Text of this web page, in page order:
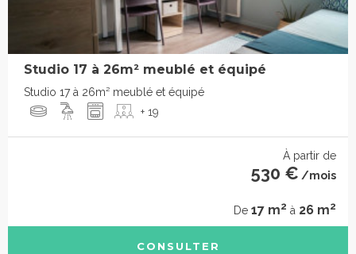
Studio 17 à 26m² meublé et équipé
Studio 17 à 26m² meublé et équipé
+ 19
À partir de
530 € /mois
De 17 m2 à 26 m2
CONSULTER